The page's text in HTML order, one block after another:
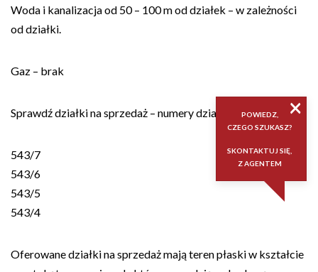
Woda i kanalizacja od 50 – 100 m od działek – w zależności
od działki.
Gaz – brak
Sprawdź działki na sprzedaż – numery działek:
543/7
543/6
543/5
543/4
Oferowane działki na sprzedaż mają teren płaski w kształcie
×
POWIEDZ,
CZEGO SZUKASZ?
SKONTAKTUJ SIĘ,
Z AGENTEM